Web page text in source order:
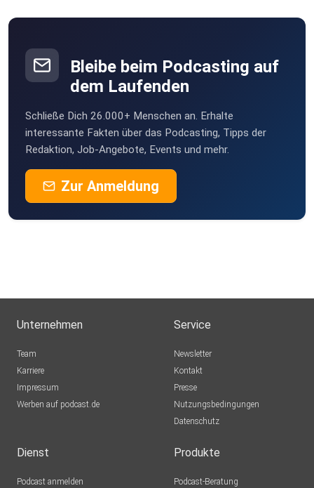
Bleibe beim Podcasting auf
dem Laufenden
Schließe Dich 26.000+ Menschen an. Erhalte
interessante Fakten über das Podcasting, Tipps der
Redaktion, Job-Angebote, Events und mehr.
Zur Anmeldung
Unternehmen
Team
Karriere
Impressum
Werben auf podcast.de
Service
Newsletter
Kontakt
Presse
Nutzungsbedingungen
Datenschutz
Dienst
Podcast anmelden
Produkte
Podcast-Beratung